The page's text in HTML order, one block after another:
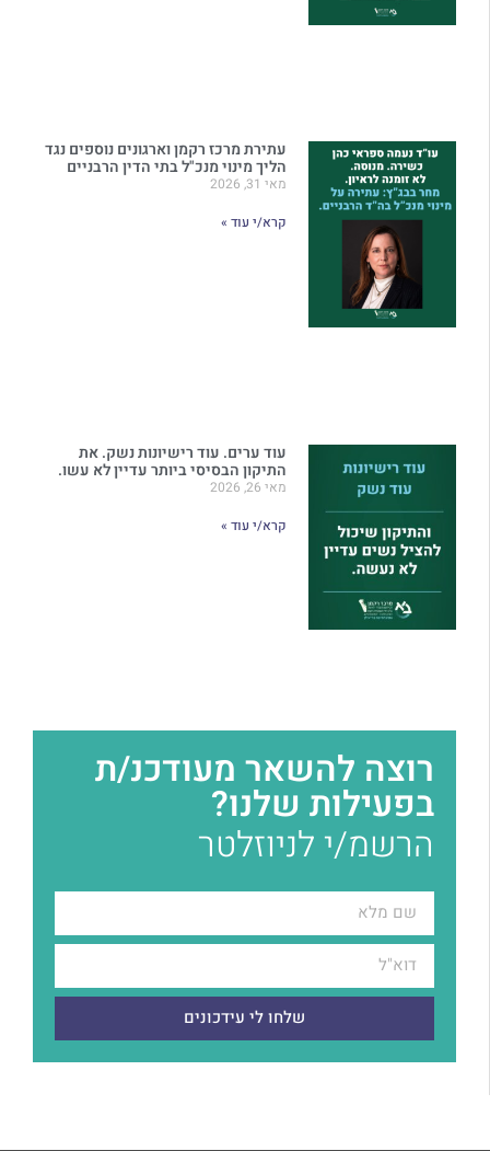
עתירת מרכז רקמן וארגונים נוספים נגד
הליך מינוי מנכ"ל בתי הדין הרבניים
מאי 31, 2026
קרא/י עוד »
עוד ערים. עוד רישיונות נשק. את
התיקון הבסיסי ביותר עדיין לא עשו.
מאי 26, 2026
קרא/י עוד »
רוצה להשאר מעודכנ/ת
בפעילות שלנו?
הרשמ/י לניוזלטר
שלחו לי עידכונים